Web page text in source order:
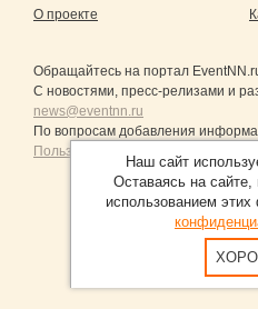
О проекте
Обращайтесь на портал
С новостями, пресс-релизами и
news@eventnn.ru
По вопросам добавления
Пользовательское Соглашение и
Продвижение
Наш сайт
Оставаясь на
использованием